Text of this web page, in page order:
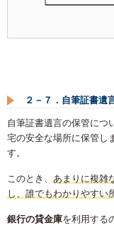
２－７．自筆証書遺
自筆証書遺言の保管につ
宅の安全な場所に保管し
す。
このとき、 あまりに複雑
し、誰でもわかりやすい
銀行の貸金庫を利用する